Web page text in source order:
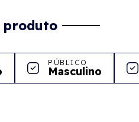
produto
PÚBLICO
Masculino